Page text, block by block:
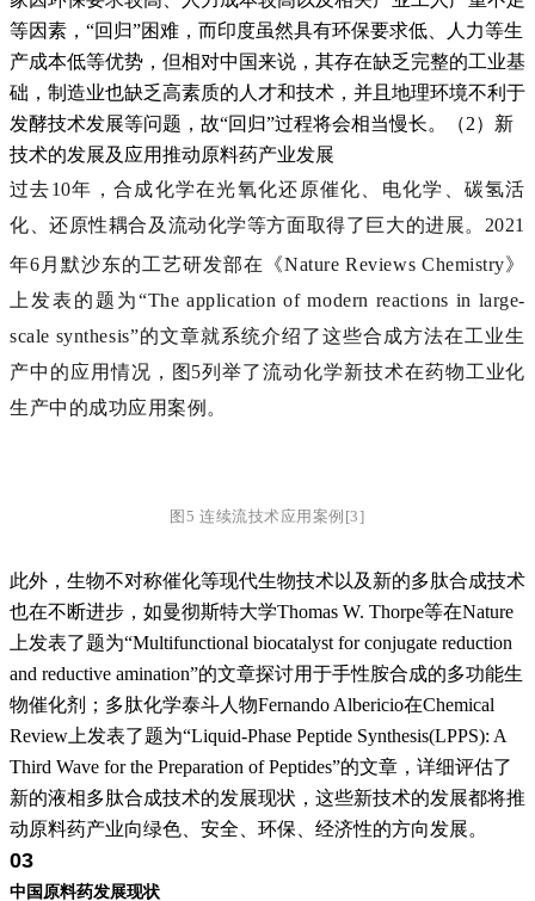
等因素，“回归”困难，而印度虽然具有环保要求低、人力等生
产成本低等优势，但相对中国来说，其存在缺乏完整的工业基
础，制造业也缺乏高素质的人才和技术，并且地理环境不利于
发酵技术发展等问题，故“回归”过程将会相当慢长。
（2）新
技术的发展及应用推动原料药产业发展
过去10年，合成化学在光氧化还原催化、电化学、碳氢活
化、还原性耦合及流动化学等方面取得了巨大的进展。2021
年6月默沙东的工艺研发部在《Nature Reviews Chemistry》
上发表的题为“The application of modern reactions in large-
scale synthesis”的文章就系统介绍了这些合成方法在工业生
产中的应用情况，图5列举了流动化学新技术在药物工业化
生产中的成功应用案例。
图5 连续流技术应用案例[3]
此外，生物不对称催化等现代生物技术以及新的多肽合成技术
也在不断进步，如曼彻斯特大学Thomas W. Thorpe等在Nature
上发表了题为“Multifunctional biocatalyst for conjugate reduction
and reductive amination”的文章探讨用于手性胺合成的多功能生
物催化剂；多肽化学泰斗人物Fernando Albericio在Chemical
Review上发表了题为“Liquid-Phase Peptide Synthesis(LPPS): A
Third Wave for the Preparation of Peptides”的文章，详细评估了
新的液相多肽合成技术的发展现状，这些新技术的发展都将推
动原料药产业向绿色、安全、环保、经济性的方向发展。
03
中国原料药发展现状